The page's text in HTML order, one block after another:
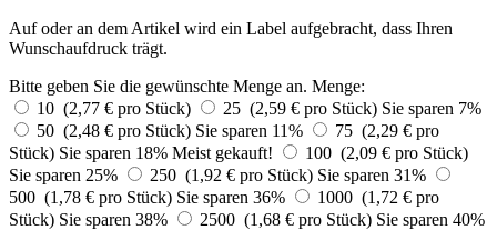
Auf oder an dem Artikel wird ein Label aufgebracht, dass Ihren
Wunschaufdruck trägt.
Bitte geben Sie die gewünschte Menge an. Menge:
10 (2,77 € pro Stück)
25 (2,59 € pro Stück) Sie sparen 7%
50 (2,48 € pro Stück) Sie sparen 11%
75 (2,29 € pro
Stück) Sie sparen 18% Meist gekauft!
100 (2,09 € pro Stück)
Sie sparen 25%
250 (1,92 € pro Stück) Sie sparen 31%
500 (1,78 € pro Stück) Sie sparen 36%
1000 (1,72 € pro
Stück) Sie sparen 38% 2500 (1,68 € pro Stück) Sie sparen 40%